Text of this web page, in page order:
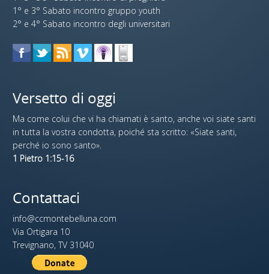
1° e 3° Sabato incontro gruppo youth
2° e 4° Sabato incontro degli universitari
Versetto di oggi
Ma come colui che vi ha chiamati è santo, anche voi siate santi
in tutta la vostra condotta, poiché sta scritto: «Siate santi,
perché io sono santo».
1 Pietro 1:15-16
Contattaci
info@ccmontebelluna.com
Via Ortigara 10
Trevignano, TV 31040